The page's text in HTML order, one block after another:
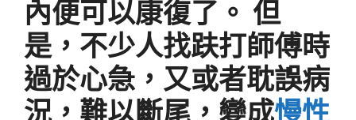
內便可以康復了。 但
是，不少人找趺打師傅時
過於心急，又或者耽誤病
況，難以斷尾，變成慢性